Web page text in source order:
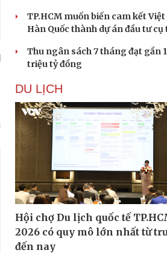
TP.HCM muốn biến cam kết
Hàn Quốc thành dự án đầu tư cụ
Thu ngân sách 7 tháng đạt gần
triệu tỷ đồng
DU LỊCH
Hội chợ Du lịch quốc tế
2026 có quy mô lớn nhất từ
đến nay